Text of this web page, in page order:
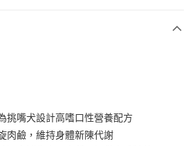
挑嘴犬設計高嗜口性營養配方
肉鹼，維持身體新陳代謝